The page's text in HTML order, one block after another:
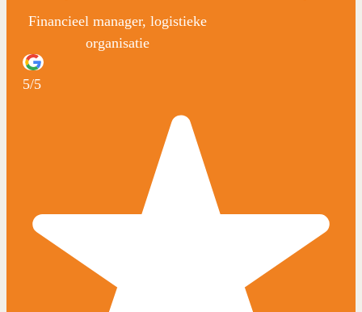
Financieel manager, logistieke
organisatie
5/5